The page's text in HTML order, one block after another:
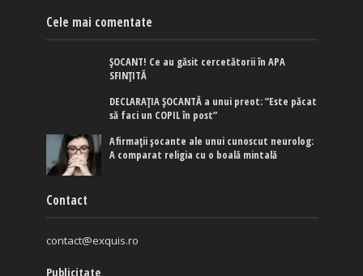
Cele mai comentate
ȘOCANT! Ce au găsit cercetătorii în APA
SFINȚITĂ
DECLARAȚIA ȘOCANTĂ a unui preot: ”Este păcat
să faci un COPIL în post”
Afirmaţii şocante ale unui cunoscut neurolog:
A comparat religia cu o boală mintală
Contact
contact@exquis.ro
Publicitate